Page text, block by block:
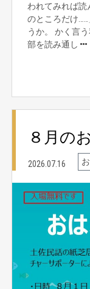
われてみれば
のところだけ
うか。 かく言
部を読み通し
８月の
2026.07.16